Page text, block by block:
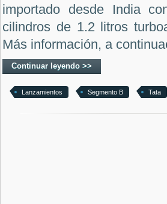
importado desde India
cilindros de 1.2 litros
Más información, a
Continuar leyendo >>
Lanzamientos Segmento B Tata